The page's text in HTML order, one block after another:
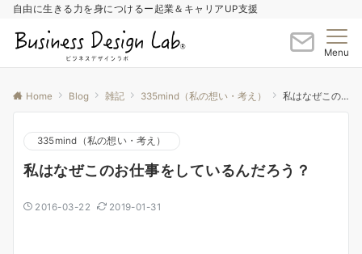
自由に生きる力を身につけるー起業＆キャリアUP支援
Menu
Home Blog 雑記 335mind（私の想い・考え） 私はなぜこのお仕事をしているんだろう？
335mind（私の想い・考え）
私はなぜこのお仕事をしているんだろう？
2016-03-22 2019-01-31